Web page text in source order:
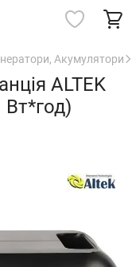
Акумулятори
ALTEK
Вт*год)